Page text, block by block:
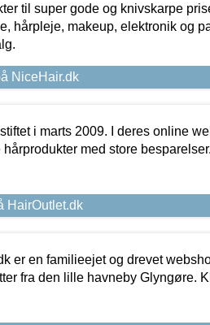
til super gode og knivskarpe
hårpleje, makeup, elektronik og
NiceHair.dk
i marts 2009. I deres online
med store
HairOutlet.dk
er en familieejet og drevet
fra den lille havneby Glyngøre.